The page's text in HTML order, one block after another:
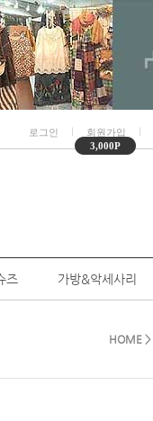
로그인
회원가입
3,000P
즈 가방&악세사리
HOME >